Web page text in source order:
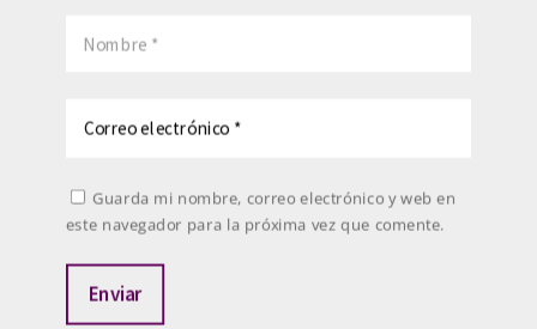
Guarda mi nombre, correo electrónico y web en
este navegador para la próxima vez que comente.
Enviar